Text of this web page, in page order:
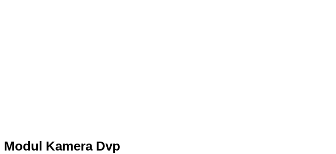
Modul Kamera Dvp